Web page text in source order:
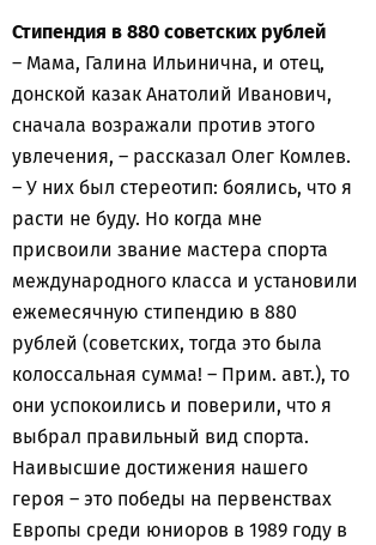
Стипендия в 880 советских рублей
– Мама, Галина Ильинична, и отец,
донской казак Анатолий Иванович,
сначала возражали против этого
увлечения, – рассказал Олег Комлев.
– У них был стереотип: боялись, что я
расти не буду. Но когда мне
присвоили звание мастера спорта
международного класса и установили
ежемесячную стипендию в 880
рублей (советских, тогда это была
колоссальная сумма! – Прим. авт.), то
они успокоились и поверили, что я
выбрал правильный вид спорта.
Наивысшие достижения нашего
героя – это победы на первенствах
Европы среди юниоров в 1989 году в